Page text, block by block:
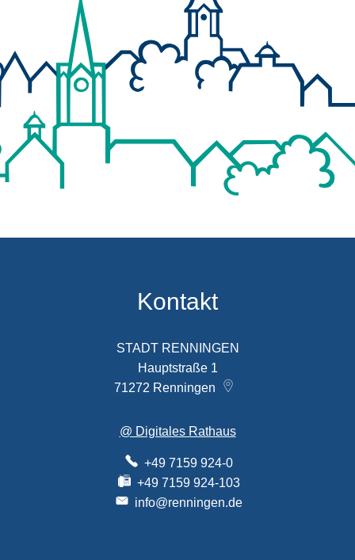
Kontakt
STADT RENNINGEN
Hauptstraße 1
71272 Renningen
@ Digitales Rathaus
+49 7159 924-0
+49 7159 924-103
info@renningen.de